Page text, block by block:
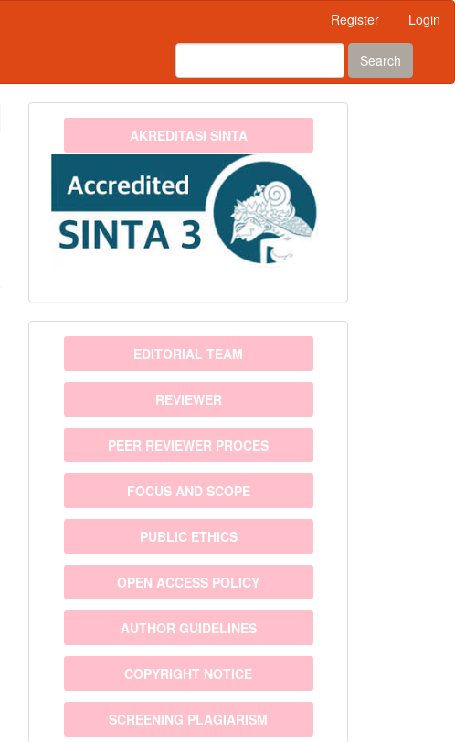
Register Login
Search
sinta3 AKREDITASI SINTA
menu EDITORIAL TEAM
REVIEWER
PEER REVIEWER PROCES
FOCUS AND SCOPE
PUBLIC ETHICS
OPEN ACCESS POLICY
AUTHOR GUIDELINES
COPYRIGHT NOTICE
SCREENING PLAGIARISM